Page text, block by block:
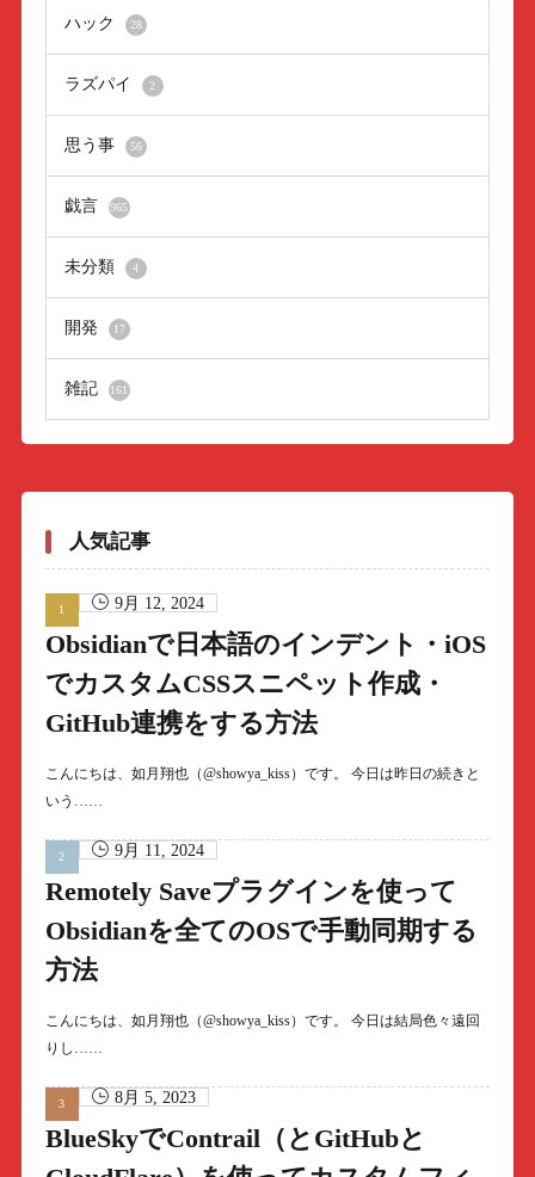
ハック 28
ラズパイ 2
思う事 56
戯言 965
未分類 4
開発 17
雑記 161
人気記事
9月 12, 2024
Obsidianで日本語のインデント・iOS
でカスタムCSSスニペット作成・
GitHub連携をする方法
こんにちは、如月翔也（@showya_kiss）です。 今日は昨日の続きと
いう……
9月 11, 2024
Remotely Saveプラグインを使って
Obsidianを全てのOSで手動同期する
方法
こんにちは、如月翔也（@showya_kiss）です。 今日は結局色々遠回
りし……
8月 5, 2023
BlueSkyでContrail（とGitHubと